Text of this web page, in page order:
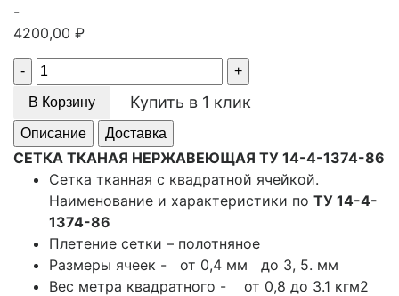
-
4200,00 ₽
Quantity
В Корзину Купить в 1 клик
Описание Доставка
СЕТКА ТКАНАЯ НЕРЖАВЕЮЩАЯ ТУ 14-4-1374-86
Сетка тканная с квадратной ячейкой.
Наименование и характеристики по ТУ 14-4-
1374-86
Плетение сетки – полотняное
Размеры ячеек - от 0,4 мм до 3, 5. мм
Вес метра квадратного - от 0,8 до 3.1 кгм2